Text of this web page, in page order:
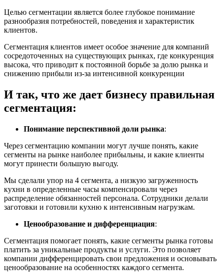
Целью сегментации является более глубокое понимание
разнообразия потребностей, поведения и характеристик
клиентов.
Сегментация клиентов имеет особое значение для компаний
сосредоточенных на существующих рынках, где конкуренция
высока, что приводит к постоянной борьбе за долю рынка и
снижению прибыли из-за интенсивной конкуренции
И так, что же дает бизнесу правильная
сегментация:
Понимание перспективной доли рынка:
Через сегментацию компании могут лучше понять, какие
сегменты на рынке наиболее прибыльны, и какие клиенты
могут принести большую выгоду.
Мы сделали упор на 4 сегмента, а низкую загруженность
кухни в определенные часы компенсировали через
распределение обязанностей персонала. Сотрудники делали
заготовки и готовили кухню к интенсивным нагрузкам.
Ценообразование и дифференциация:
Сегментация помогает понять, какие сегменты рынка готовы
платить за уникальные продукты и услуги. Это позволяет
компании дифференцировать свои предложения и основывать
ценообразование на особенностях каждого сегмента.